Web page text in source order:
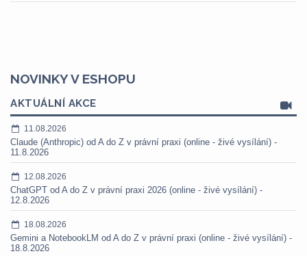
NOVINKY V ESHOPU
AKTUÁLNÍ AKCE
11.08.2026
Claude (Anthropic) od A do Z v právní praxi (online - živé vysílání) -
11.8.2026
12.08.2026
ChatGPT od A do Z v právní praxi 2026 (online - živé vysílání) -
12.8.2026
18.08.2026
Gemini a NotebookLM od A do Z v právní praxi (online - živé vysílání) -
18.8.2026